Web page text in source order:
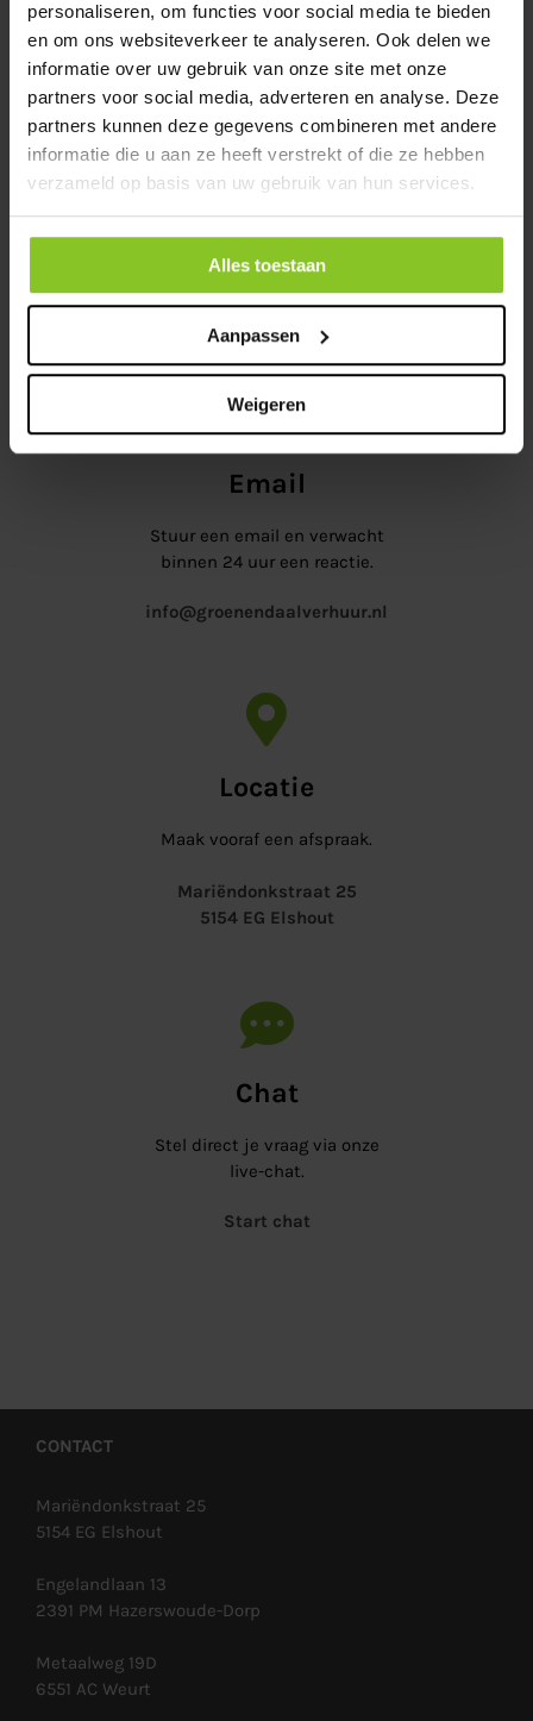
personaliseren, om functies voor social media te bieden
en om ons websiteverkeer te analyseren. Ook delen we
informatie over uw gebruik van onze site met onze
partners voor social media, adverteren en analyse. Deze
partners kunnen deze gegevens combineren met andere
informatie die u aan ze heeft verstrekt of die ze hebben
verzameld op basis van uw gebruik van hun services.
Alles toestaan
Aanpassen
Weigeren
Telefoon
Tussen 8:00 en 17:00 zijn we
telefonisch te bereiken.
0416-375423
Email
Stuur een email en verwacht
binnen 24 uur een reactie.
info@groenendaalverhuur.nl
Locatie
Maak vooraf een afspraak.
Mariëndonkstraat 25
5154 EG Elshout
Chat
Stel direct je vraag via onze
live-chat.
Start chat
CONTACT
Mariëndonkstraat 25
5154 EG Elshout
Engelandlaan 13
2391 PM Hazerswoude-Dorp
Metaalweg 19D
6551 AC Weurt